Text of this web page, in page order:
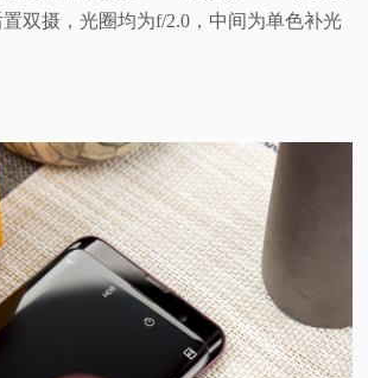
双摄，光圈均为f/2.0，中间为单色补光